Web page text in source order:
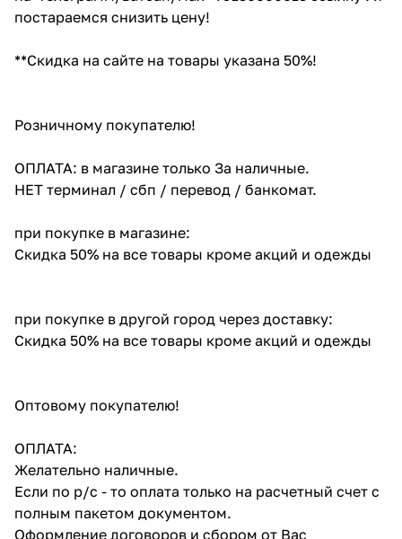
постараемся снизить цену!
**Скидка на сайте на товары указана 50%!
Розничному покупателю!
ОПЛАТА: в магазине только За наличные.
НЕТ терминал / сбп / перевод / банкомат.
при покупке в магазине:
Скидка 50% на все товары кроме акций и одежды
при покупке в другой город через доставку:
Скидка 50% на все товары кроме акций и одежды
Оптовому покупателю!
ОПЛАТА:
Желательно наличные.
Если по р/с - то оплата только на расчетный счет с
полным пакетом документом.
Оформление договоров и сбором от Вас